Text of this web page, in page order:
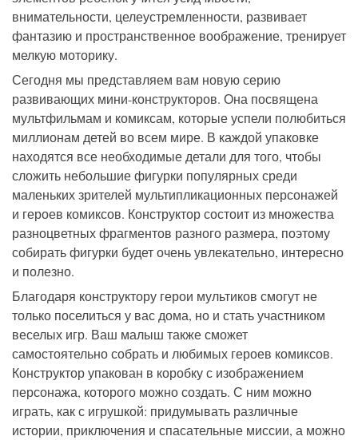
внимательности, целеустремленности, развивает
фантазию и пространственное воображение, тренирует
мелкую моторику.
Сегодня мы представляем вам новую серию
развивающих мини-конструкторов. Она посвящена
мультфильмам и комиксам, которые успели полюбиться
миллионам детей во всем мире. В каждой упаковке
находятся все необходимые детали для того, чтобы
сложить небольшие фигурки популярных среди
маленьких зрителей мультипликационных персонажей
и героев комиксов. Конструктор состоит из множества
разноцветных фрагментов разного размера, поэтому
собирать фигурки будет очень увлекательно, интересно
и полезно.
Благодаря конструктору герои мультиков смогут не
только поселиться у вас дома, но и стать участником
веселых игр. Ваш малыш также сможет
самостоятельно собрать и любимых героев комиксов.
Конструктор упакован в коробку с изображением
персонажа, которого можно создать. С ним можно
играть, как с игрушкой: придумывать различные
истории, приключения и спасательные миссии, а можно